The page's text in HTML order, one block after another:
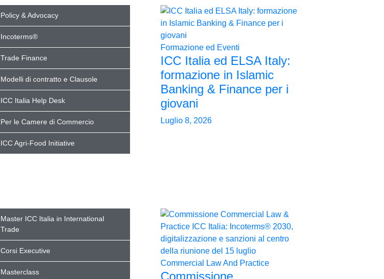
Policy & Advocacy
Incoterms®
Trade Finance
Modelli di contratto e Clausole
ICC Italia Help Desk
Per le Camere di Commercio
ICC Agri-Food Initiative
Formazione ed Eventi
ICC Italia ed ELSA Italy:
formazione in Islamic
Banking & Finance per i
giovani
Luglio 8, 2026
Master ICC Italia in International
Trade
Corsi Executive
Masterclass
Commercial Law And Practice
Commissione